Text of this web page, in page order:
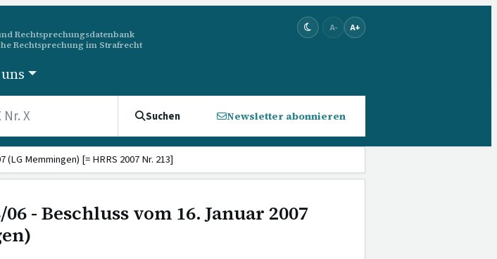
Rechtsprechungsdatenbank
Rechtsprechung im Strafrecht
A- A+
Suchen Newsletter abonnieren
(LG Memmingen) [= HRRS 2007 Nr. 213]
06 - Beschluss vom 16. Januar 2007